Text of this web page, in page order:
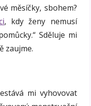
měsíčky, sbohem?
, kdy ženy nemusí
Sděluje mi
zaujme.
mi vyhovovat